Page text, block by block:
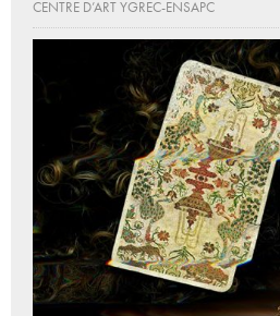
CENTRE D’ART YGREC-ENSAPC